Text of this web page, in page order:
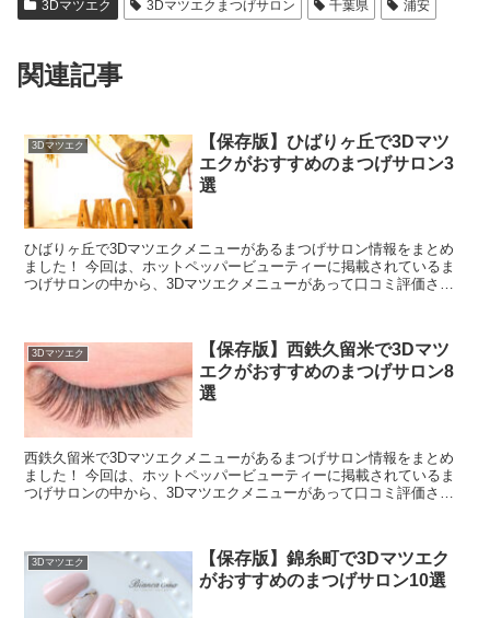
3Dマツエク 3Dマツエクまつげサロン 千葉県 浦安
関連記事
3Dマツエク
【保存版】ひばりヶ丘で3Dマツ
エクがおすすめのまつげサロン3
選
ひばりヶ丘で3Dマツエクメニューがあるまつげサロン情報をまとめ
ました！ 今回は、ホットペッパービューティーに掲載されているま
つげサロンの中から、3Dマツエクメニューがあって口コミ評価され
3Dマツエク
【保存版】西鉄久留米で3Dマツ
エクがおすすめのまつげサロン8
選
西鉄久留米で3Dマツエクメニューがあるまつげサロン情報をまとめ
ました！ 今回は、ホットペッパービューティーに掲載されているま
つげサロンの中から、3Dマツエクメニューがあって口コミ評価され
3Dマツエク
【保存版】錦糸町で3Dマツエク
がおすすめのまつげサロン10選